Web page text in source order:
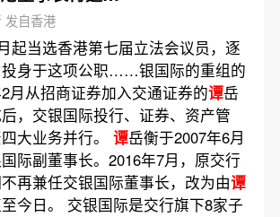
发自香港
起当选香港第七届立法会议员，逐
投身于这项公职……银国际的重组的
月从招商证券加入交通证券的谭岳
，交银国际投行、证券、资产管
大业务并行。 谭岳衡于2007年6月
际副董事长。2016年7月，原交行
再兼任交银国际董事长，改为由谭
今日。 交银国际是交行旗下8家子